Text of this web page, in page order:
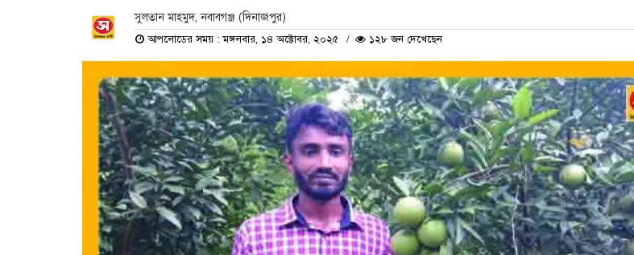
সুলতান মাহমুদ, নবাবগঞ্জ (দিনাজপুর)
আপলোডের সময় : মঙ্গলবার, ১৪ অক্টোবর, ২০২৫ ১২৮ জন দেখেছেন